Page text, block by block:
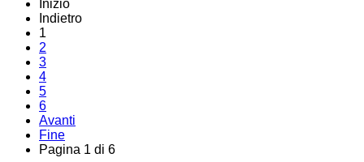
Inizio
Indietro
1
2
3
4
5
6
Avanti
Fine
Pagina 1 di 6